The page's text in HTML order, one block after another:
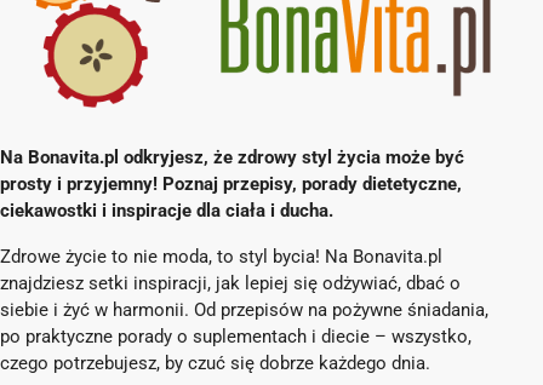
Na Bonavita.pl odkryjesz, że zdrowy styl życia może być
prosty i przyjemny! Poznaj przepisy, porady dietetyczne,
ciekawostki i inspiracje dla ciała i ducha.
Zdrowe życie to nie moda, to styl bycia! Na Bonavita.pl
znajdziesz setki inspiracji, jak lepiej się odżywiać, dbać o
siebie i żyć w harmonii. Od przepisów na pożywne śniadania,
po praktyczne porady o suplementach i diecie – wszystko,
czego potrzebujesz, by czuć się dobrze każdego dnia.